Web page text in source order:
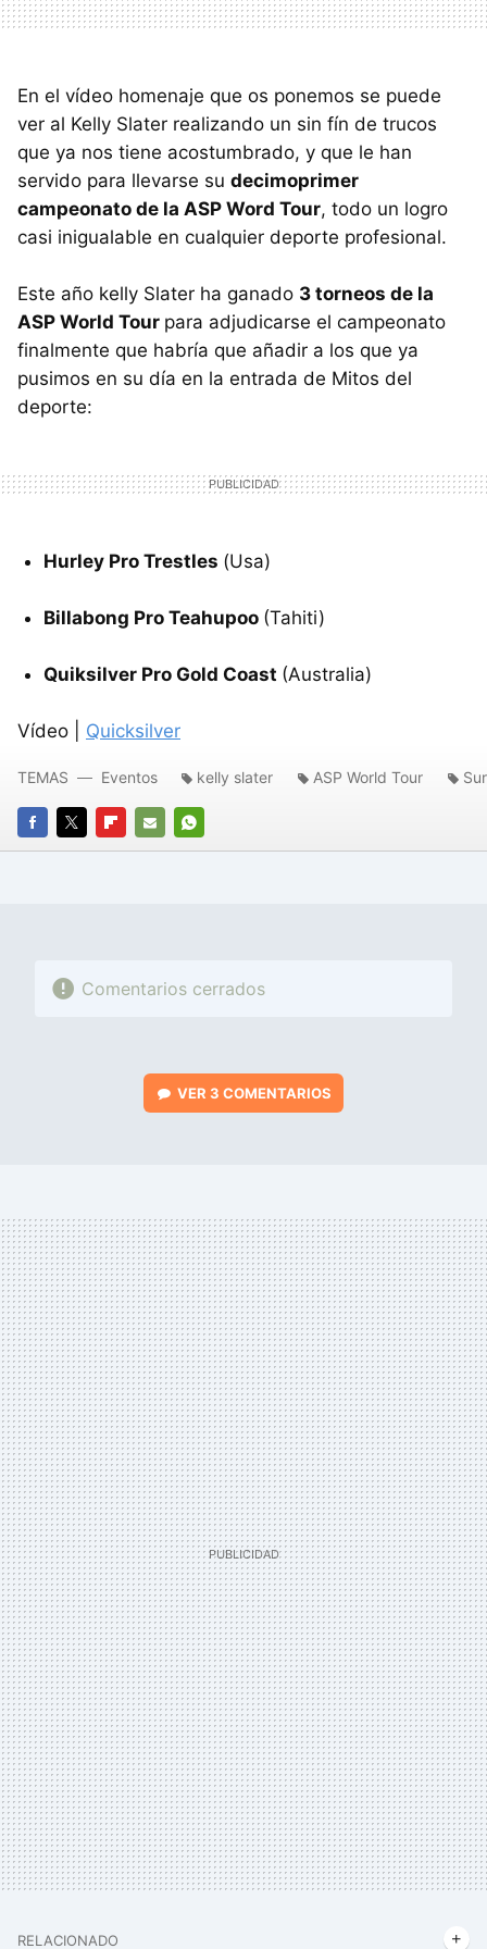
En el vídeo homenaje que os ponemos se puede
ver al Kelly Slater realizando un sin fín de trucos
que ya nos tiene acostumbrado, y que le han
servido para llevarse su decimoprimer
campeonato de la ASP Word Tour, todo un logro
casi inigualable en cualquier deporte profesional.
Este año kelly Slater ha ganado 3 torneos de la
ASP World Tour para adjudicarse el campeonato
finalmente que habría que añadir a los que ya
pusimos en su día en la entrada de Mitos del
deporte:
Hurley Pro Trestles (Usa)
Billabong Pro Teahupoo (Tahiti)
Quiksilver Pro Gold Coast (Australia)
Vídeo | Quicksilver
FACEBOOK
TWITTERFLIPBOARD
E-
WHATSAPP
TEMAS Eventos kelly slater ASP World Tour
Comentarios cerrados
VER 3 COMENTARIOS
RELACIONADO